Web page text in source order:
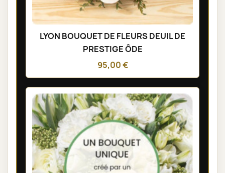
LYON BOUQUET DE FLEURS DEUIL DE
PRESTIGE ÔDE
95,00 €